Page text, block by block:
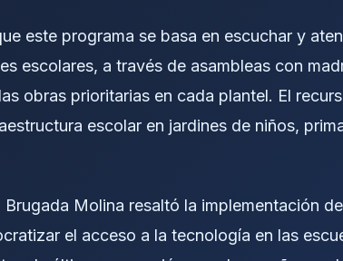
este programa se basa en escuchar y
escolares, a través de asambleas con
obras prioritarias en cada plantel. El
escolar en jardines de niños,
Molina resaltó la implementación
el acceso a la tecnología en las